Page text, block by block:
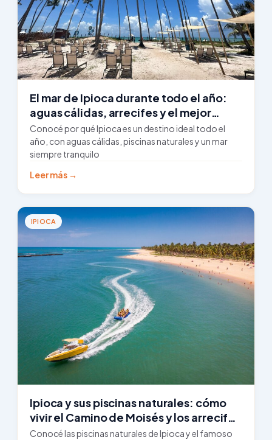
El mar de Ipioca durante todo el año:
aguas cálidas, arrecifes y el mejor
momento para visitarla
Conocé por qué Ipioca es un destino ideal todo el
año, con aguas cálidas, piscinas naturales y un mar
siempre tranquilo
Leer más →
IPIOCA
Ipioca y sus piscinas naturales: cómo
vivir el Camino de Moisés y los arrecifes
en marea baja
Conocé las piscinas naturales de Ipioca y el famoso